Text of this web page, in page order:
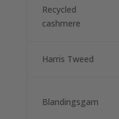
Recycled
cashmere
Harris Tweed
Blandingsgarn